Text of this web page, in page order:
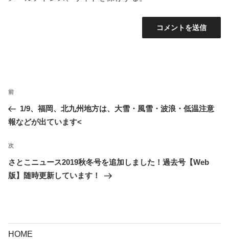
ナ
ビ
ゲ
ー
シ
前
の
投
前
1/9、福岡、北九州地方は、大雪・風雪・波浪・低温注意
報などが出ています<
次
の
投
次
さとこニュース2019秋冬号を追加しました！過去号【Web
版】随時更新しています！
HOME